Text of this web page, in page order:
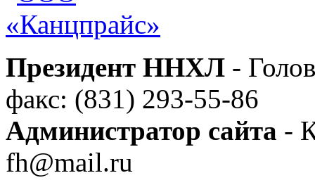
Президент ННХЛ -
факс: (831) 293-55-86
Администратор сайта -
fh@mail.ru